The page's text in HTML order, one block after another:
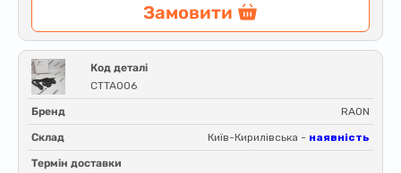
Замовити
Код деталі
CTTA006
Бренд RAON
Склад Київ-Кирилівська - наявність
Термін доставки